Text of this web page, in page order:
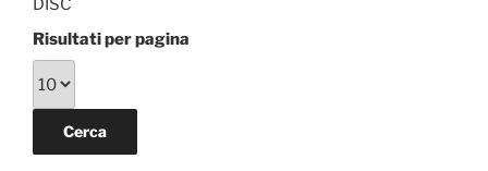
DISC
Risultati per pagina